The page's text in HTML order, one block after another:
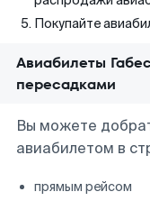
Покупайте
Авиабилеты
пересадками
Вы можете
авиабилетом в
прямым рейсом